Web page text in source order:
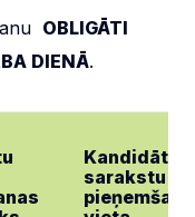
OBLIGĀTI
DIENĀ.
Kandidātu
sarakstu